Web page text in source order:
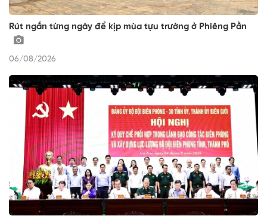
Rút ngắn từng ngày để kịp mùa tựu trường ở Phiêng Pằn
06/08/2026